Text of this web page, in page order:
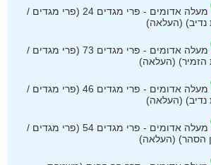
מעלה אדומים - פרי מגדים 24 (פרי מגדים /
נדיב) (העלאה)
מעלה אדומים - פרי מגדים 73 (פרי מגדים /
הזמיר) (העלאה)
מעלה אדומים - פרי מגדים 46 (פרי מגדים /
נדיב) (העלאה)
מעלה אדומים - פרי מגדים 54 (פרי מגדים /
הסהר) (העלאה)